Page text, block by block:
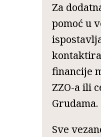
Za
pomoć u
financije
ZZO-a ili
Grudama.
Sve